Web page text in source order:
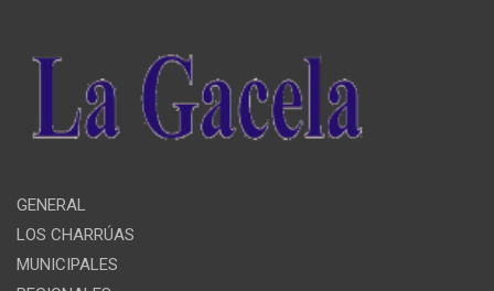
GENERAL
LOS CHARRÚAS
MUNICIPALES